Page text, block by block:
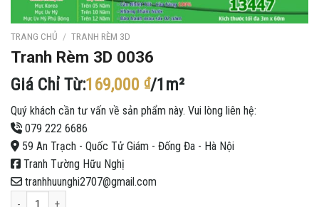
TRANG CHỦ / TRANH RÈM 3D
Tranh Rèm 3D 0036
Giá Chỉ Từ:169,000 ₫/1m²
Quý khách cần tư vấn về sản phẩm này. Vui lòng liên hệ:
079 222 6686
59 An Trạch - Quốc Tử Giám - Đống Đa - Hà Nội
Tranh Tường Hữu Nghị
tranhhuunghi2707@gmail.com
Tranh Rèm 3D 0036 số lượng